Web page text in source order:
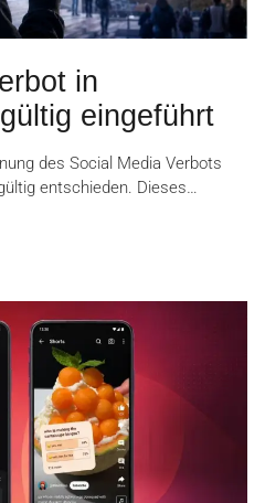
in
eingeführt
des Social Media Verbots
entschieden. Dieses…